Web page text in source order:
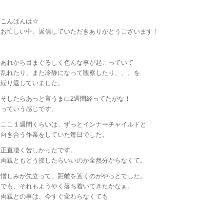
こんばんは☆
お忙しい中、返信していただきありがとうございます！
あれから目まぐるしく色んな事が起こっていて
乱れたり、また冷静になって観察したり、、、を
繰り返していました。
そしたらあっと言うまに2週間経ってたがな！
っていう感じです。
ここ１週間くらいは、ずっとインナーチャイルドと
向き合う作業をしていた毎日でした。
正直凄く苦しかったです。
両親ともどう接したらいいのか全然分からなくて。
憎しみが先立って、距離を置くのがやっとでした。
でも、それもようやく落ち着いてきたかなぁ。
両親との事は、今すぐ変わらなくても